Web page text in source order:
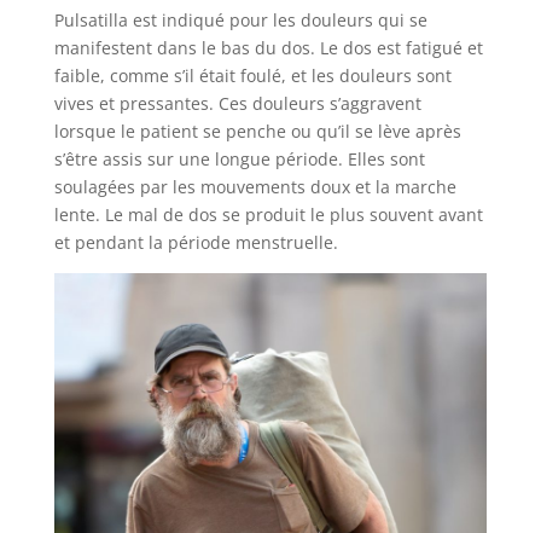
Pulsatilla est indiqué pour les douleurs qui se
manifestent dans le bas du dos. Le dos est fatigué et
faible, comme s’il était foulé, et les douleurs sont
vives et pressantes. Ces douleurs s’aggravent
lorsque le patient se penche ou qu’il se lève après
s’être assis sur une longue période. Elles sont
soulagées par les mouvements doux et la marche
lente. Le mal de dos se produit le plus souvent avant
et pendant la période menstruelle.